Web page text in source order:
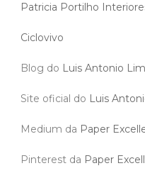
Patricia Portilho
Ciclovivo
Blog do Luis Antonio
Site oficial do Luis
Medium da Paper
Pinterest da Paper